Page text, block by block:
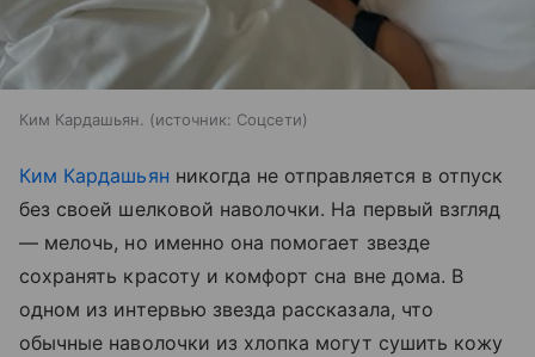
Ким Кардашьян. источник: Соцсети
Ким Кардашьян никогда не отправляется в отпуск
без своей шелковой наволочки. На первый взгляд
— мелочь, но именно она помогает звезде
сохранять красоту и комфорт сна вне дома. В
одном из интервью звезда рассказала, что
обычные наволочки из хлопка могут сушить кожу